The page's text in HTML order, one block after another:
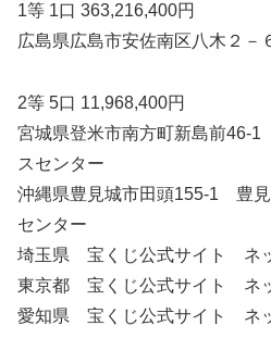
1等 1口 363,216,400円
広島県広島市安佐南区八木２
2等 5口 11,968,400円
宮城県登米市南方町新島前46-
スセンター
沖縄県豊見城市田頭155-1 豊
センター
埼玉県 宝くじ公式サイト ネ
東京都 宝くじ公式サイト ネ
愛知県 宝くじ公式サイト ネ